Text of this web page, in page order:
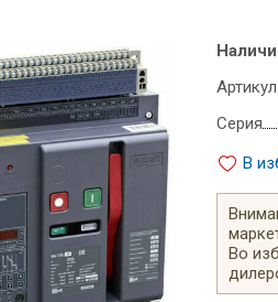
Артикул
Серия
В
Во